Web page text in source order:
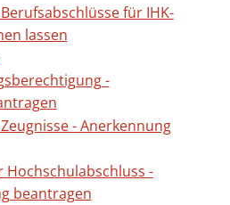
für IHK-
lassen
-
- Anerkennung
Hochschulabschluss -
beantragen